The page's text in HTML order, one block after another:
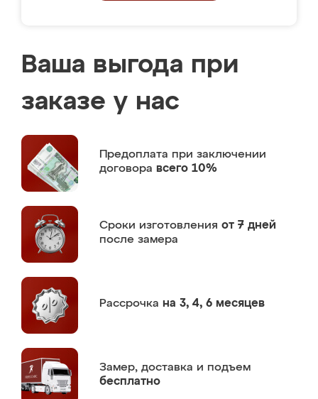
Ваша выгода при
заказе у нас
Предоплата при заключении
договора всего 10%
Сроки изготовления от 7 дней
после замера
Рассрочка на 3, 4, 6 месяцев
Замер, доставка и подъем
бесплатно